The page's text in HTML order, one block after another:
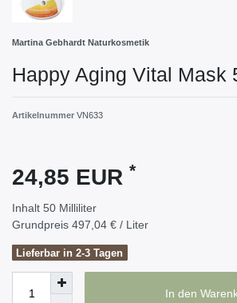
Martina Gebhardt Naturkosmetik
Happy Aging Vital Mask
Artikelnummer VN633
24,85 EUR *
Inhalt 50 Milliliter
Grundpreis 497,04 € / Liter
Lieferbar in 2-3 Tagen
In den